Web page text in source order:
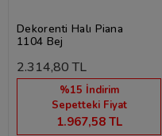
Dekorenti Halı Piana
1104 Bej
2.314,80 TL
%15 İndirim
Sepetteki Fiyat
1.967,58 TL